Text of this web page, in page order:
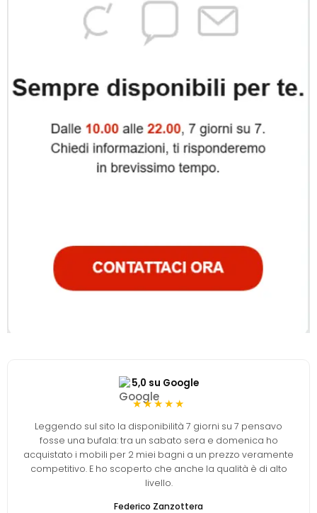
5,0 su Google
★★★★★
Leggendo sul sito la disponibilità 7 giorni su 7 pensavo
fosse una bufala: tra un sabato sera e domenica ho
acquistato i mobili per 2 miei bagni a un prezzo veramente
competitivo. E ho scoperto che anche la qualità è di alto
livello.
Federico Zanzottera